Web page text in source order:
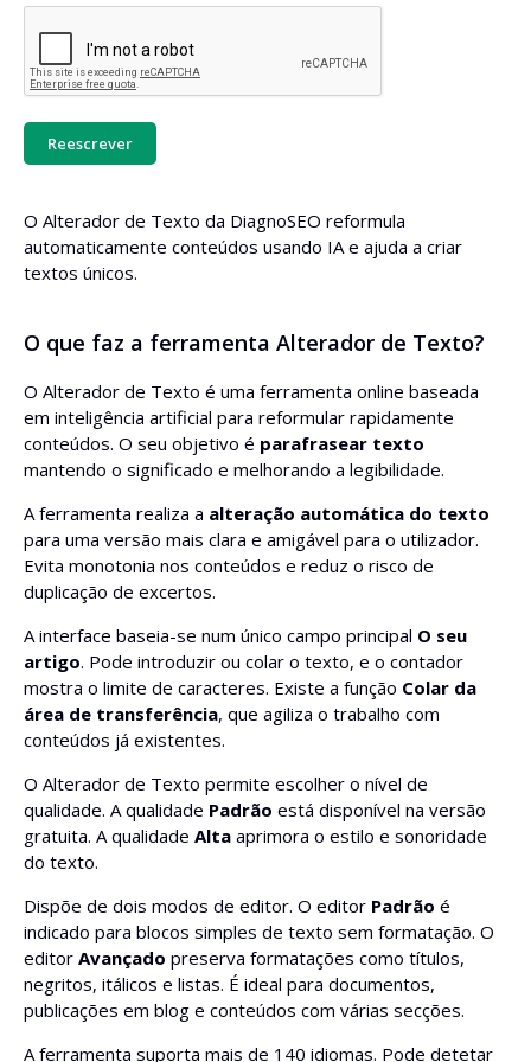
Tom de voz personalizado
Adicionar introdução
Reduzir frases para 20 palavras
Dividir texto em parágrafos de até 100 palavras cada
Adicionar formatação HTML
Não escrever mais de 5 frases por parágrafo
Separar parágrafos com títulos >
Reescrever voz passiva para voz ativa
Revisar
Escrever título meta
Escrever descrição meta
Reescrever
O Alterador de Texto da DiagnoSEO reformula
automaticamente conteúdos usando IA e ajuda a criar
textos únicos.
O que faz a ferramenta Alterador de Texto?
O Alterador de Texto é uma ferramenta online baseada
em inteligência artificial para reformular rapidamente
conteúdos. O seu objetivo é parafrasear texto
mantendo o significado e melhorando a legibilidade.
A ferramenta realiza a alteração automática do texto
para uma versão mais clara e amigável para o utilizador.
Evita monotonia nos conteúdos e reduz o risco de
duplicação de excertos.
A interface baseia-se num único campo principal O seu
artigo. Pode introduzir ou colar o texto, e o contador
mostra o limite de caracteres. Existe a função Colar da
área de transferência, que agiliza o trabalho com
conteúdos já existentes.
O Alterador de Texto permite escolher o nível de
qualidade. A qualidade Padrão está disponível na versão
gratuita. A qualidade Alta aprimora o estilo e sonoridade
do texto.
Dispõe de dois modos de editor. O editor Padrão é
indicado para blocos simples de texto sem formatação. O
editor Avançado preserva formatações como títulos,
negritos, itálicos e listas. É ideal para documentos,
publicações em blog e conteúdos com várias secções.
A ferramenta suporta mais de 140 idiomas. Pode detetar